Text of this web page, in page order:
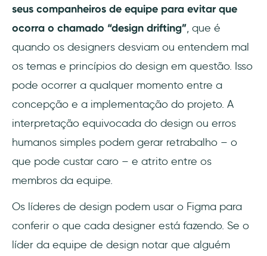
seus companheiros de equipe para evitar que
ocorra o chamado “design drifting”, que é
quando os designers desviam ou entendem mal
os temas e princípios do design em questão. Isso
pode ocorrer a qualquer momento entre a
concepção e a implementação do projeto. A
interpretação equivocada do design ou erros
humanos simples podem gerar retrabalho – o
que pode custar caro – e atrito entre os
membros da equipe.
Os líderes de design podem usar o Figma para
conferir o que cada designer está fazendo. Se o
líder da equipe de design notar que alguém